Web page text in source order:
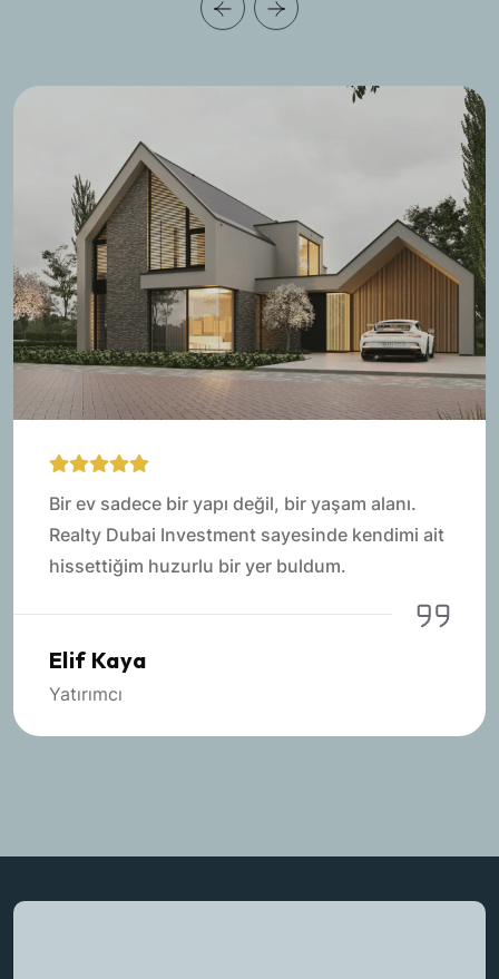
ait
Gerek uzmanlıkları gerekse güven
yaklaşımlarıyla her adımda yanımda
Yatırım yaparken hiç bu kadar rahat